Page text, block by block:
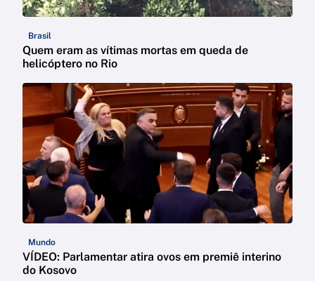
Brasil
Quem eram as vítimas mortas em queda de
helicóptero no Rio
Mundo
VÍDEO: Parlamentar atira ovos em premiê interino
do Kosovo